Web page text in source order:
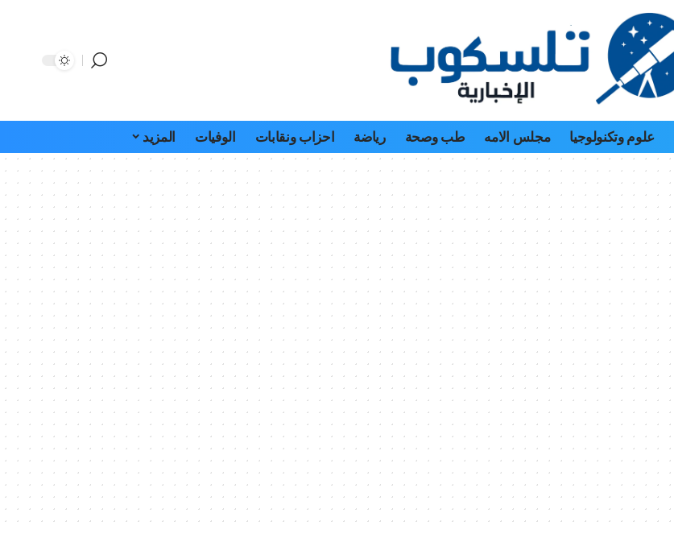
علوم وتكنولوجيا مجلس الامه طب وصحة رياضة احزاب ونقابات الوفيات المزيد